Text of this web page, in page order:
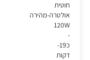
חוטית
אולטרה-מהירה
120W
-
כ19-
דקות